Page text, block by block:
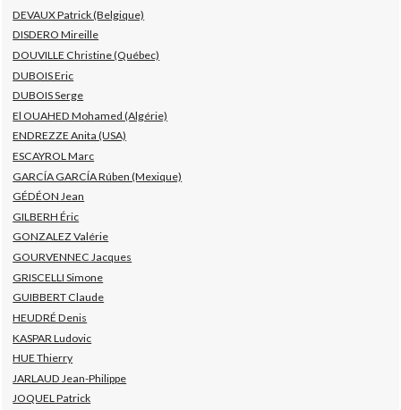
DEVAUX Patrick (Belgique)
DISDERO Mireille
DOUVILLE Christine (Québec)
DUBOIS Eric
DUBOIS Serge
El OUAHED Mohamed (Algérie)
ENDREZZE Anita (USA)
ESCAYROL Marc
GARCÍA GARCÍA Rúben (Mexique)
GÉDÉON Jean
GILBERH Éric
GONZALEZ Valérie
GOURVENNEC Jacques
GRISCELLI Simone
GUIBBERT Claude
HEUDRÉ Denis
KASPAR Ludovic
HUE Thierry
JARLAUD Jean-Philippe
JOQUEL Patrick